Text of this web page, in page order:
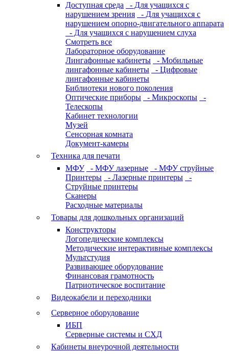
Доступная среда
- Для учащихся с
нарушением зрения
- Для учащихся с
нарушением опорно-двигательного аппарата
- Для учащихся с нарушением слуха
Смотреть все
Лабораторное оборудование
Лингафонные кабинеты
- Мобильные
лингафонные кабинеты
- Цифровые
лингафонные кабинеты
Библиотеки нового поколения
Оптические приборы
- Микроскопы
-
Телескопы
Кабинет технологии
Музей
Сенсорная комната
Документ-камеры
Техника для печати
МФУ
- МФУ лазерные
- МФУ струйные
Принтеры
- Лазерные принтеры
-
Струйные принтеры
Сканеры
Расходные материалы
Товары для дошкольных организаций
Конструкторы
Логопедические комплексы
Методические интерактивные комплексы
Мультстудия
Развивающее оборудование
Финансовая грамотность
Патриотическое воспитание
Видеокабели и переходники
Серверное оборудование
ИБП
Серверные системы и СХД
Кабинеты внеурочной деятельности